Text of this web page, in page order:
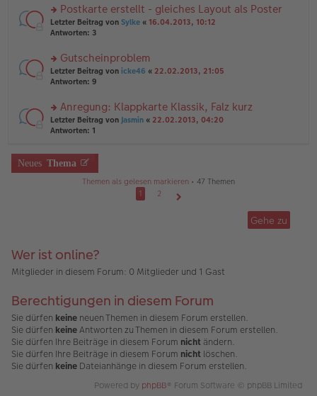
er
B
ei
a
g
el
es
e
B
ei
tr
g
rs
te
n
g
el
e
n
er
tr
a
Postkarte erstellt - gleiches Layout als Poster
Letzter Beitrag von Sylke « 16.04.2013, 10:12
Antworten: 3
rs
te
n
g
el
e
n
er
Gutscheinproblem
Letzter Beitrag von icke46 « 22.02.2013, 21:05
Antworten: 9
rs
te
n
g
tr
a
g
Anregung: Klappkarte Klassik, Falz kurz
Letzter Beitrag von Jasmin « 22.02.2013, 04:20
Antworten: 1
Neues Thema
Themen als gelesen markieren • 47 Themen
1
2
Gehe zu
Wer ist online?
Mitglieder in diesem Forum: 0 Mitglieder und 1 Gast
Berechtigungen in diesem Forum
Sie dürfen keine neuen Themen in diesem Forum erstellen.
Sie dürfen keineAntworten zu Themen in diesem Forum erstellen.
Sie dürfen Ihre Beiträge in diesem Forum nicht ändern.
Sie dürfen Ihre Beiträge in diesem Forum nicht löschen.
Sie dürfen keine Dateianhänge in diesem Forum erstellen.
Powered by phpBB® Forum Software © phpBB Limited